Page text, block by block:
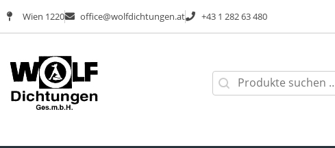
Wien 1220 office@wolfdichtungen.at +43 1 282 63 480